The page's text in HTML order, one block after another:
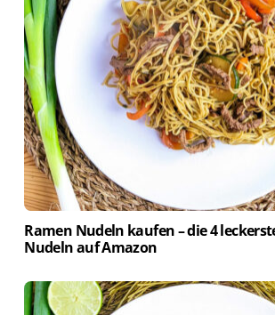
Ramen Nudeln kaufen – die 4
Nudeln auf Amazon